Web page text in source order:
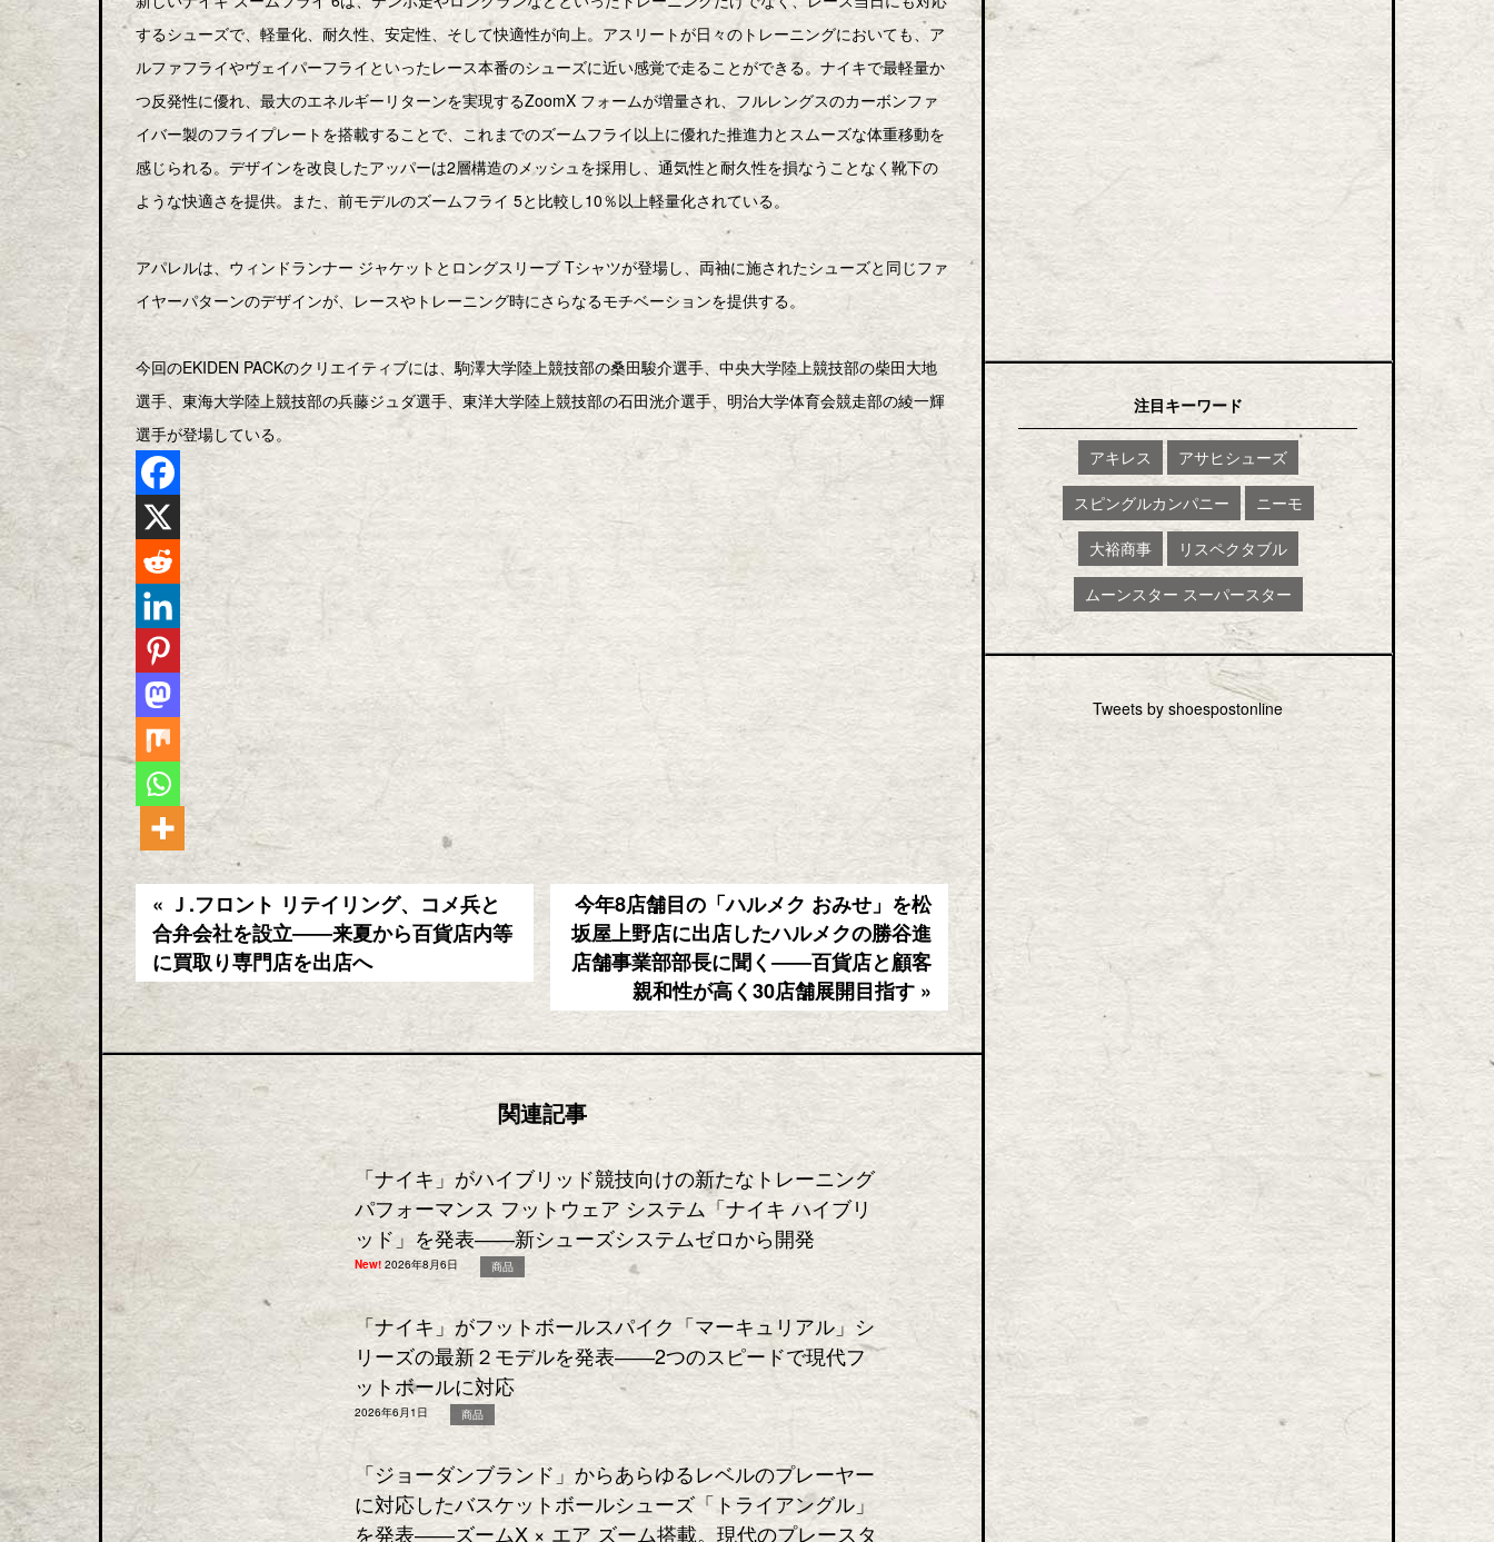
するシューズで、軽量化、耐久性、安定性、そして快適性が向上。アスリートが日々のトレーニングにおいても、ア
ルファフライやヴェイパーフライといったレース本番のシューズに近い感覚で走ることができる。ナイキで最軽量か
つ反発性に優れ、最大のエネルギーリターンを実現するZoomX フォームが増量され、フルレングスのカーボンファ
イバー製のフライプレートを搭載することで、これまでのズームフライ以上に優れた推進力とスムーズな体重移動を
感じられる。デザインを改良したアッパーは2層構造のメッシュを採用し、通気性と耐久性を損なうことなく靴下の
ような快適さを提供。また、前モデルのズームフライ 5と比較し10％以上軽量化されている。
アパレルは、ウィンドランナー ジャケットとロングスリーブ Tシャツが登場し、両袖に施されたシューズと同じファ
イヤーパターンのデザインが、レースやトレーニング時にさらなるモチベーションを提供する。
今回のEKIDEN PACKのクリエイティブには、駒澤大学陸上競技部の桑田駿介選手、中央大学陸上競技部の柴田大地
選手、東海大学陸上競技部の兵藤ジュダ選手、東洋大学陸上競技部の石田洸介選手、明治大学体育会競走部の綾一輝
選手が登場している。
« Ｊ.フロント リテイリング、コメ兵と
合弁会社を設立――来夏から百貨店内等
に買取り専門店を出店へ
今年8店舗目の「ハルメク おみせ」を松
坂屋上野店に出店したハルメクの勝谷進
店舗事業部部長に聞く――百貨店と顧客
親和性が高く30店舗展開目指す »
関連記事
「ナイキ」がハイブリッド競技向けの新たなトレーニング
パフォーマンス フットウェア システム「ナイキ ハイブリ
ッド」を発表――新シューズシステムゼロから開発
New!2026年8月6日 商品
「ナイキ」がフットボールスパイク「マーキュリアル」シ
リーズの最新２モデルを発表――2つのスピードで現代フ
ットボールに対応
2026年6月1日 商品
「ジョーダンブランド」からあらゆるレベルのプレーヤー
に対応したバスケットボールシューズ「トライアングル」
を発表――ズームX × エア ズーム搭載。現代のプレースタ
注目キーワード
アキレス アサヒシューズ
スピングルカンパニー ニーモ
大裕商事 リスペクタブル
ムーンスター スーパースター
Tweets by shoespostonline